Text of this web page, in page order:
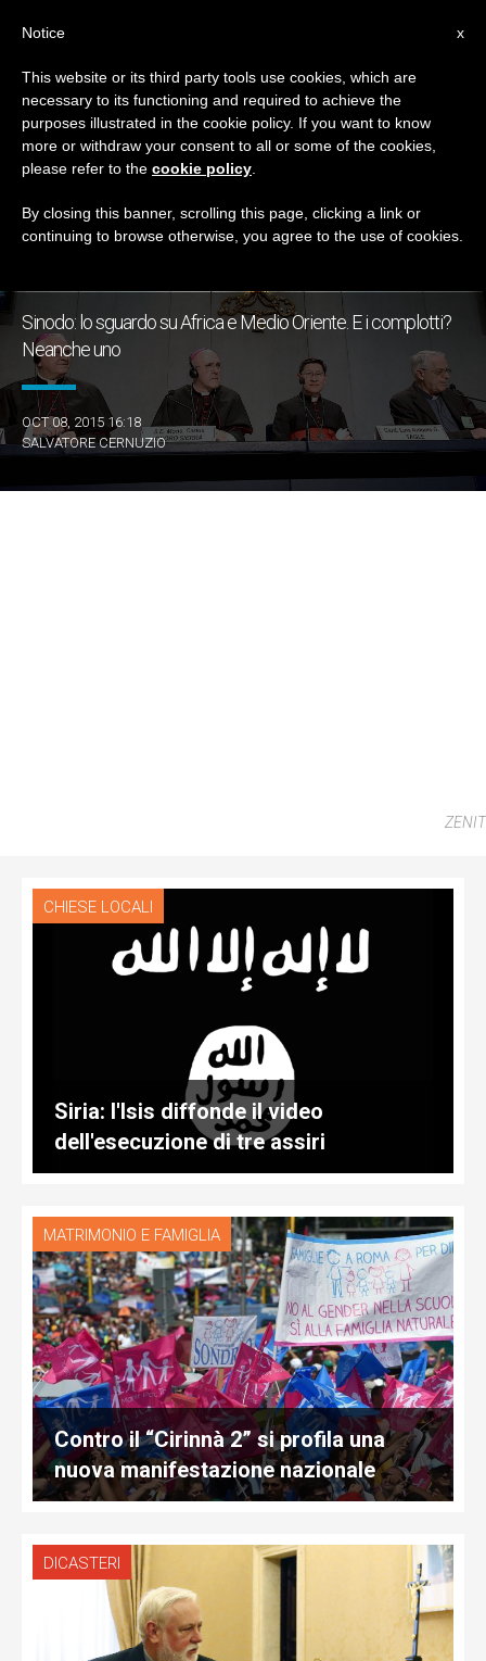
GIORNO
Ottobre 8th, 2015
ULTIME NOTIZIE
Sinodo: lo sguardo su Africa e Medio Oriente. E i complotti?
Neanche uno
OCT 08, 2015 16:18
SALVATORE CERNUZIO
ZENIT
CHIESE LOCALI
Siria: l'Isis diffonde il video
dell'esecuzione di tre assiri
MATRIMONIO E FAMIGLIA
Contro il “Cirinnà 2” si profila una
nuova manifestazione nazionale
DICASTERI
x
Notice
This website or its third party tools use cookies, which are
necessary to its functioning and required to achieve the
purposes illustrated in the cookie policy. If you want to know
more or withdraw your consent to all or some of the cookies,
please refer to the cookie policy
By closing this banner, scrolling this page, clicking a link or
continuing to browse otherwise, you agree to the use of cookies.